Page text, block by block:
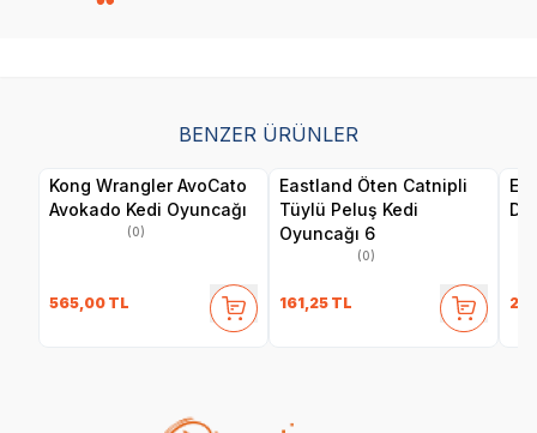
BENZER ÜRÜNLER
Kong Wrangler AvoCato
Avokado Kedi Oyuncağı
(0)
565,00 TL
Eastland Öten Catnipli
Tüylü Peluş Kedi
Oyuncağı 6
(0)
161,25 TL